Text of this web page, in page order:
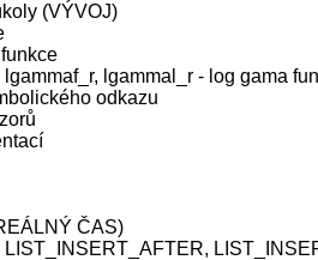
(VÝVOJ)
lgammal_r - log gama
odkazu
ČAS)